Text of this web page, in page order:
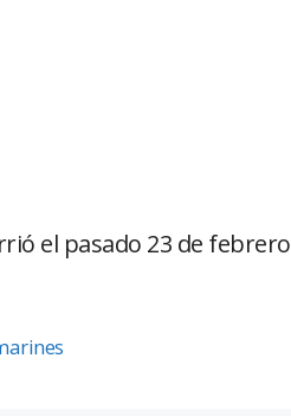
el pasado 23 de febrero